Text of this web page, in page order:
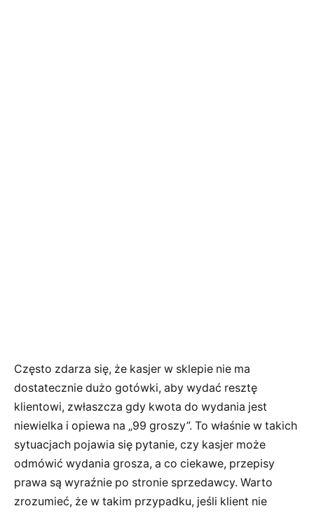
Często zdarza się, że kasjer w sklepie nie ma
dostatecznie dużo gotówki, aby wydać resztę
klientowi, zwłaszcza gdy kwota do wydania jest
niewielka i opiewa na „99 groszy”. To właśnie w takich
sytuacjach pojawia się pytanie, czy kasjer może
odmówić wydania grosza, a co ciekawe, przepisy
prawa są wyraźnie po stronie sprzedawcy. Warto
zrozumieć, że w takim przypadku, jeśli klient nie